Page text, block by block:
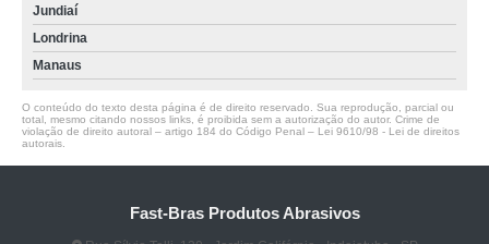
Jundiaí
Londrina
Manaus
O conteúdo do texto desta página é de direito reservado. Sua reprodução, parcial ou
total, mesmo citando nossos links, é proibida sem a autorização do autor. Crime de
violação de direito autoral – artigo 184 do Código Penal – Lei 9610/98 - Lei de direitos
autorais
Fast-Bras Produtos Abrasivos